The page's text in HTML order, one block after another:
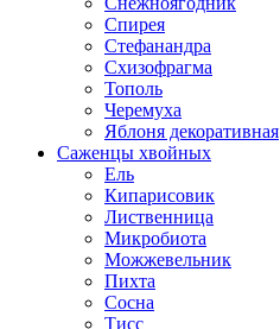
Спирея
Стефанандра
Схизофрагма
Тополь
Черемуха
Яблоня декоративная
Саженцы хвойных
Ель
Кипарисовик
Лиственница
Микробиота
Можжевельник
Пихта
Сосна
Тисс